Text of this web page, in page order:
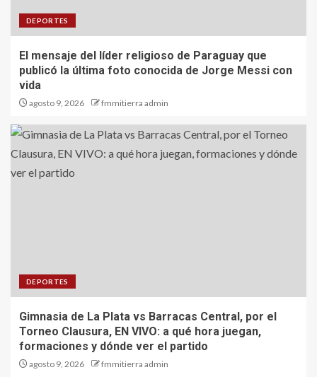
DEPORTES
El mensaje del líder religioso de Paraguay que
publicó la última foto conocida de Jorge Messi con
vida
agosto 9, 2026 fmmitierra admin
DEPORTES
Gimnasia de La Plata vs Barracas Central, por el
Torneo Clausura, EN VIVO: a qué hora juegan,
formaciones y dónde ver el partido
agosto 9, 2026 fmmitierra admin